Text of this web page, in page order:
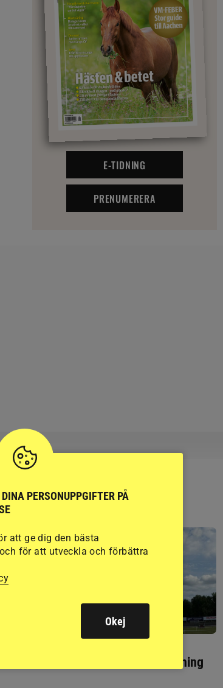
E-TIDNING
PRENUMERERA
RIDSPORT
BLOGGAR
Så gick det på helgens utställning
PERSONUPPGIFTER PÅ
att ge dig den bästa
för att utveckla och förbättra
Okej